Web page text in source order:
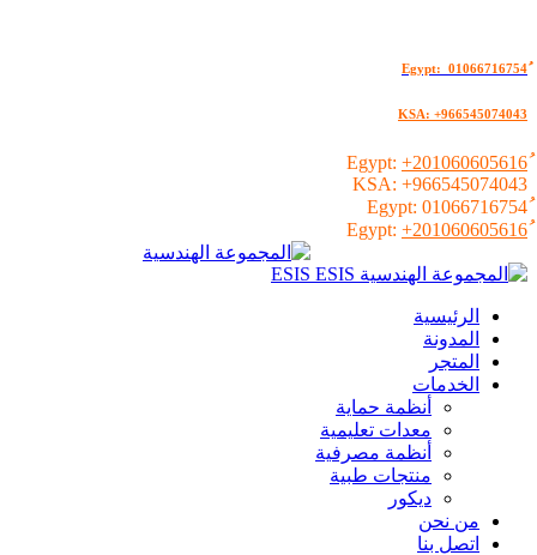
KSA: +966545074043
+201060605616
KSA: +966545074043
01066716754
+201060605616
الرئيسية
المدونة
المتجر
الخدمات
أنظمة حماية
معدات تعليمية
أنظمة مصرفية
منتجات طبية
ديكور
من نحن
اتصل بنا